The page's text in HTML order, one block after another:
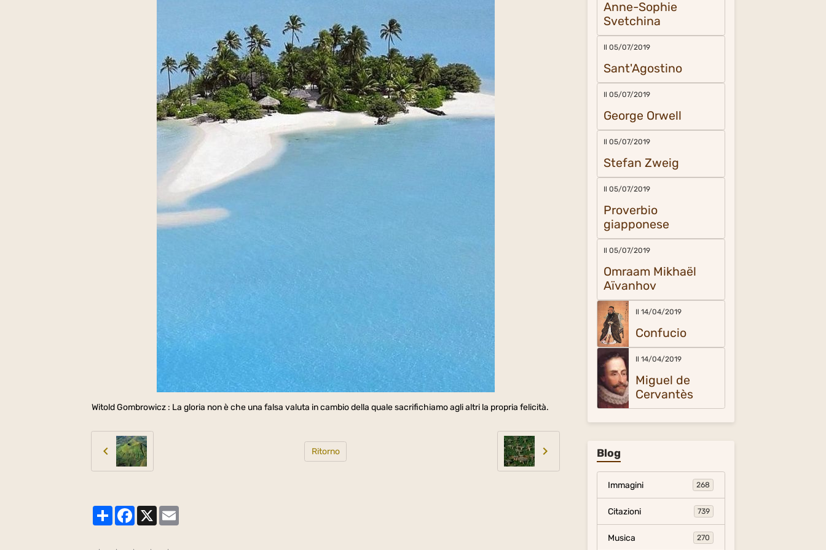
Witold Gombrowicz : La gloria non è che una falsa valuta in cambio della quale sacrifichiamo agli altri la propria felicità.
Ritorno
PartagerFacebook
X
Anne-Sophie
Svetchina
Il 05/07/2019
Sant'Agostino
Il 05/07/2019
George Orwell
Il 05/07/2019
Stefan Zweig
Il 05/07/2019
Proverbio
giapponese
Il 05/07/2019
Omraam Mikhaël
Aïvanhov
Il 14/04/2019
Confucio
Il 14/04/2019
Miguel de
Cervantès
Blog
Immagini 268
Citazioni 739
Musica 270